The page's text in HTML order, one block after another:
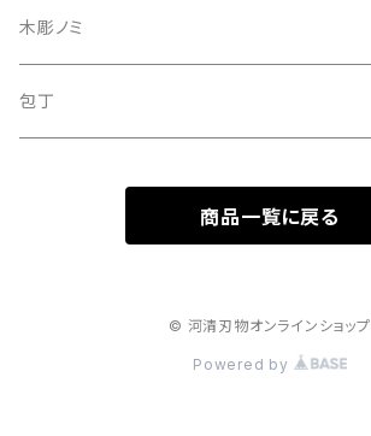
彫刻刀セット
定額制研ぎ直し
木彫ノミ
木彫のみセット
包丁
商品一覧に戻る
© 河清刃物オンラインショップ
Powered by